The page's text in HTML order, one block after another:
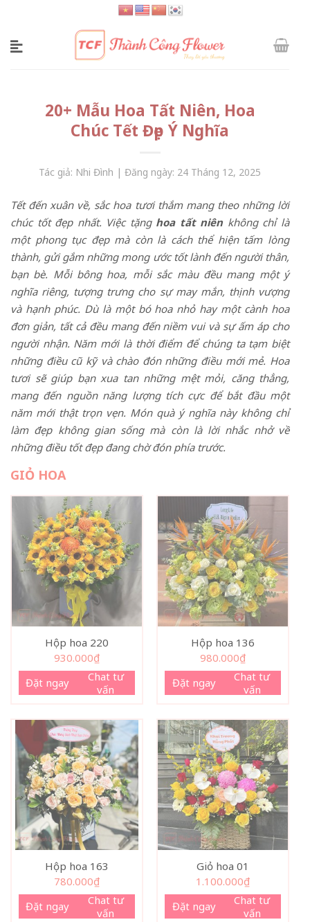
content
20+ Mẫu Hoa Tất Niên, Hoa
Chúc Tết Đẹp Ý Nghĩa
Tác giả: Nhi Đình | Đăng ngày: 24 Tháng 12, 2025
Tết đến xuân về, sắc hoa tươi thắm mang theo những lời
chúc tốt đẹp nhất. Việc tặng hoa tất niênkhông chỉ là
một phong tục đẹp mà còn là cách thể hiện tấm lòng
thành, gửi gắm những mong ước tốt lành đến người thân,
bạn bè. Mỗi bông hoa, mỗi sắc màu đều mang một ý
nghĩa riêng, tượng trưng cho sự may mắn, thịnh vượng
và hạnh phúc. Dù là một bó hoa nhỏ hay một cành hoa
đơn giản, tất cả đều mang đến niềm vui và sự ấm áp cho
người nhận. Năm mới là thời điểm để chúng ta tạm biệt
những điều cũ kỹ và chào đón những điều mới mẻ. Hoa
tươi sẽ giúp bạn xua tan những mệt mỏi, căng thẳng,
mang đến nguồn năng lượng tích cực để bắt đầu một
năm mới thật trọn vẹn. Món quà ý nghĩa này không chỉ
làm đẹp không gian sống mà còn là lời nhắc nhở về
những điều tốt đẹp đang chờ đón phía trước.
GIỎ HOA
Hộp hoa 220
930.000₫
Đặt ngay
Chat tư
vấn
Hộp hoa 136
980.000₫
Đặt ngay
Chat tư
vấn
Hộp hoa 163
780.000₫
Đặt ngay
Chat tư
vấn
Giỏ hoa 01
1.100.000₫
Đặt ngay
Chat tư
vấn